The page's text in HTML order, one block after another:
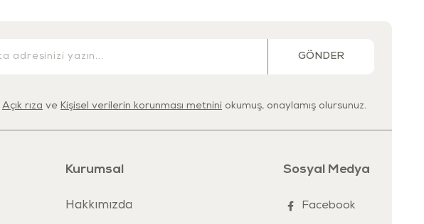
Tekerleklerde harekete bağlı elektromanyetik aydınlatma sistemi.
Maksimum taşıma kapasitesi: 50 kg.
GÖNDER
Açık rıza ve Kişisel verilerin korunması metnini okumuş, onaylamış olursunuz.
Kurumsal
Hakkımızda
Sosyal Medya
Facebook